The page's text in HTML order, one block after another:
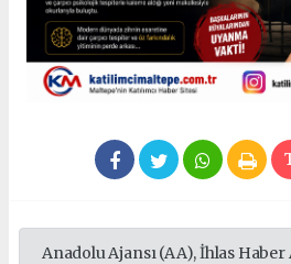
Anadolu Ajansı (AA), İhlas Haber